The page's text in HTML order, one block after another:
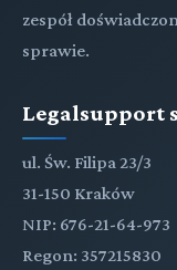
zespół
sprawie.
Legalsupport
ul. Św. Filipa 23/3
31-150 Kraków
NIP: 676-21-64-973
Regon: 357215830